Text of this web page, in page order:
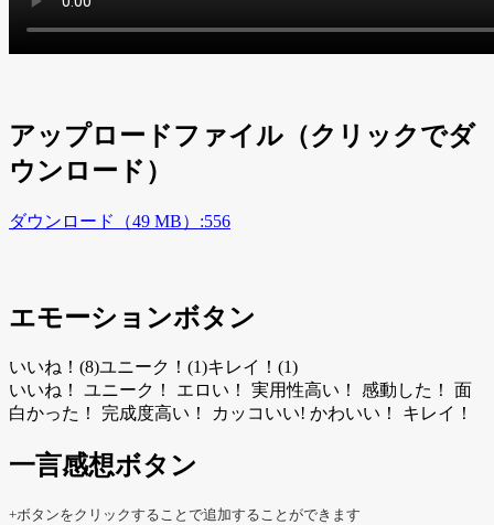
アップロードファイル（クリックでダ
ウンロード）
ダウンロード（49 MB） :556
エモーションボタン
いいね！(8)ユニーク！(1)キレイ！(1)
いいね！
ユニーク！ エロい！ 実用性高い！ 感動した！
面
白かった！
完成度高い！ カッコいい! かわいい！ キレイ！
一言感想ボタン
+ボタンをクリックすることで追加することができます